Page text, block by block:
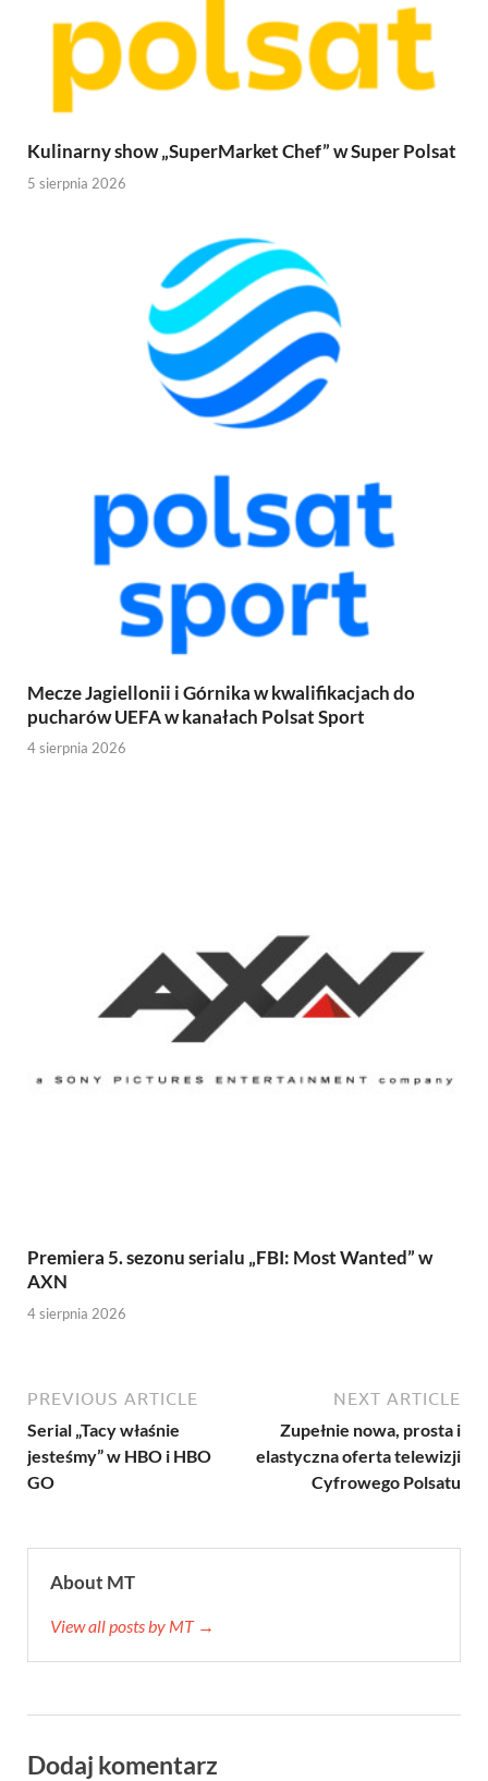
Kulinarny show „SuperMarket Chef” w Super Polsat
5 sierpnia 2026
Mecze Jagiellonii i Górnika w kwalifikacjach do
pucharów UEFA w kanałach Polsat Sport
4 sierpnia 2026
Premiera 5. sezonu serialu „FBI: Most Wanted” w
AXN
4 sierpnia 2026
PREVIOUS ARTICLE
Serial „Tacy właśnie
jesteśmy” w HBO i HBO
GO
NEXT ARTICLE
Zupełnie nowa, prosta i
elastyczna oferta telewizji
Cyfrowego Polsatu
About MT
View all posts by MT →
Dodaj komentarz